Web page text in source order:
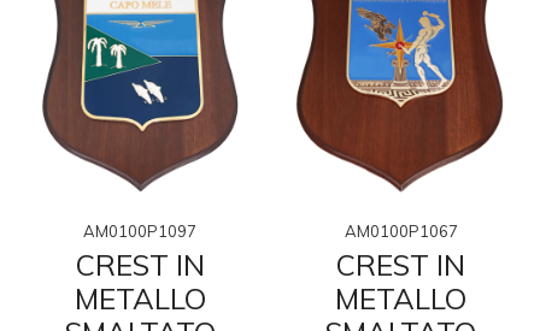
AM0100P1097
CREST IN
METALLO
AM0100P1067
CREST IN
METALLO